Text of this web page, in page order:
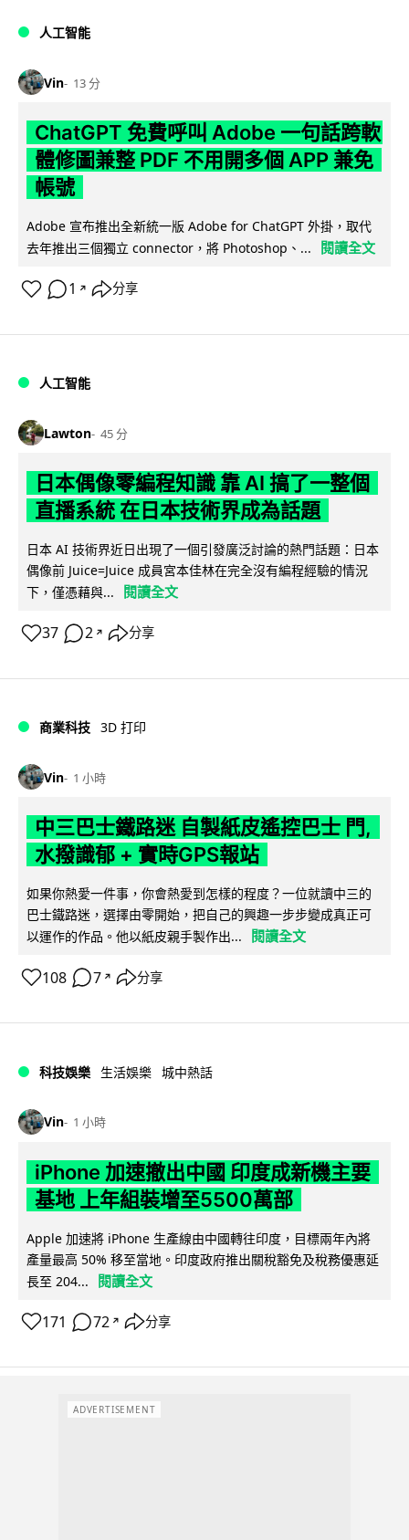
人工智能
Vin 13 分
ChatGPT 免費呼叫 Adobe 一句話跨軟
體修圖兼整 PDF 不用開多個 APP 兼免
帳號
Adobe 宣布推出全新統一版 Adobe for ChatGPT 外掛，取代
去年推出三個獨立 connector，將 Photoshop、...
閱讀全文
1 ↗ 分享
人工智能
Lawton 45 分
日本偶像零編程知識 靠 AI 搞了一整個
直播系統 在日本技術界成為話題
日本 AI 技術界近日出現了一個引發廣泛討論的熱門話題：日本
偶像前 Juice=Juice 成員宮本佳林在完全沒有編程經驗的情況
下，僅憑藉與...
閱讀全文
37 2 ↗ 分享
商業科技 3D 打印
Vin 1 小時
中三巴士鐵路迷 自製紙皮遙控巴士 門,
水撥識郁 + 實時GPS報站
如果你熱愛一件事，你會熱愛到怎樣的程度？一位就讀中三的
巴士鐵路迷，選擇由零開始，把自己的興趣一步步變成真正可
以運作的作品。他以紙皮親手製作出...
閱讀全文
108 7 ↗ 分享
科技娛樂 生活娛樂 城中熱話
Vin 1 小時
iPhone 加速撤出中國 印度成新機主要
基地 上年組裝增至5500萬部
Apple 加速將 iPhone 生產線由中國轉往印度，目標兩年內將
產量最高 50% 移至當地。印度政府推出關稅豁免及稅務優惠延
長至 204...
閱讀全文
171 72 ↗ 分享
ADVERTISEMENT